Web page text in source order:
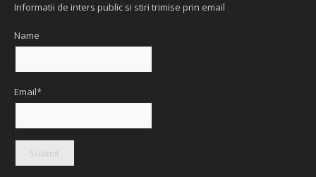
Informatii de inters public si stiri trimise prin email
Name
Email*